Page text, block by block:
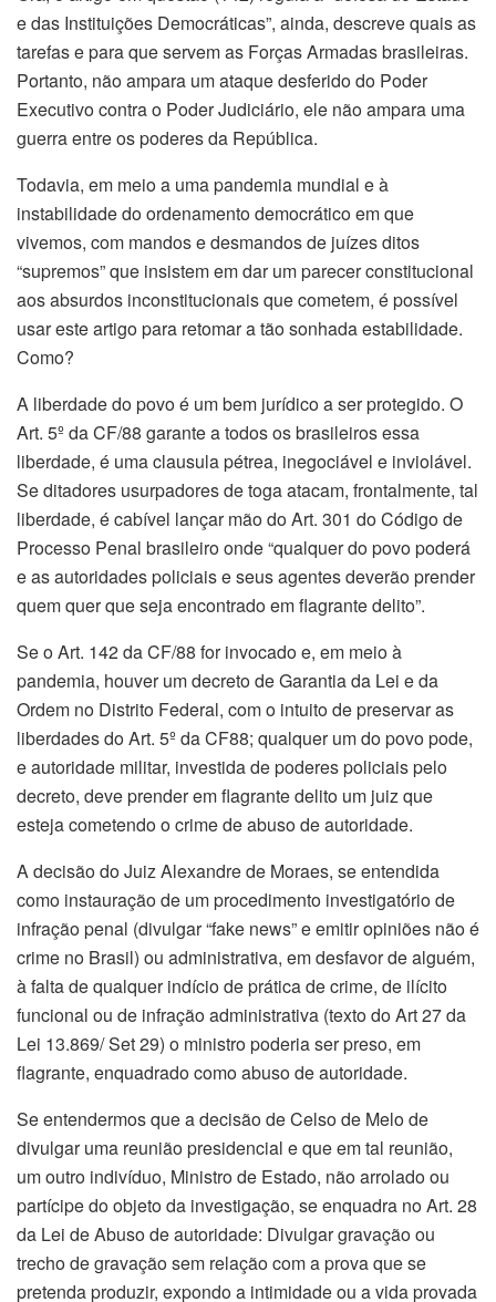
e das Instituições Democráticas”, ainda, descreve quais as
tarefas e para que servem as Forças Armadas brasileiras.
Portanto, não ampara um ataque desferido do Poder
Executivo contra o Poder Judiciário, ele não ampara uma
guerra entre os poderes da República.
Todavia, em meio a uma pandemia mundial e à
instabilidade do ordenamento democrático em que
vivemos, com mandos e desmandos de juízes ditos
“supremos” que insistem em dar um parecer constitucional
aos absurdos inconstitucionais que cometem, é possível
usar este artigo para retomar a tão sonhada estabilidade.
Como?
A liberdade do povo é um bem jurídico a ser protegido. O
Art. 5º da CF/88 garante a todos os brasileiros essa
liberdade, é uma clausula pétrea, inegociável e inviolável.
Se ditadores usurpadores de toga atacam, frontalmente, tal
liberdade, é cabível lançar mão do Art. 301 do Código de
Processo Penal brasileiro onde “qualquer do povo poderá
e as autoridades policiais e seus agentes deverão prender
quem quer que seja encontrado em flagrante delito”.
Se o Art. 142 da CF/88 for invocado e, em meio à
pandemia, houver um decreto de Garantia da Lei e da
Ordem no Distrito Federal, com o intuito de preservar as
liberdades do Art. 5º da CF88; qualquer um do povo pode,
e autoridade militar, investida de poderes policiais pelo
decreto, deve prender em flagrante delito um juiz que
esteja cometendo o crime de abuso de autoridade.
A decisão do Juiz Alexandre de Moraes, se entendida
como instauração de um procedimento investigatório de
infração penal (divulgar “fake news” e emitir opiniões não é
crime no Brasil) ou administrativa, em desfavor de alguém,
à falta de qualquer indício de prática de crime, de ilícito
funcional ou de infração administrativa (texto do Art 27 da
Lei 13.869/ Set 29) o ministro poderia ser preso, em
flagrante, enquadrado como abuso de autoridade.
Se entendermos que a decisão de Celso de Melo de
divulgar uma reunião presidencial e que em tal reunião,
um outro indivíduo, Ministro de Estado, não arrolado ou
partícipe do objeto da investigação, se enquadra no Art. 28
da Lei de Abuso de autoridade: Divulgar gravação ou
trecho de gravação sem relação com a prova que se
pretenda produzir, expondo a intimidade ou a vida provada